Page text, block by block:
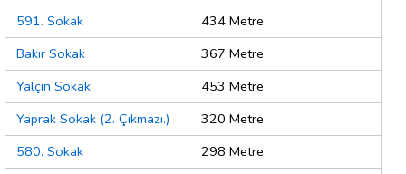
591. Sokak
434 Metre
Bakır Sokak
367 Metre
Yalçın Sokak
453 Metre
Yaprak Sokak (2. Çıkmazı.)
320 Metre
580. Sokak
298 Metre